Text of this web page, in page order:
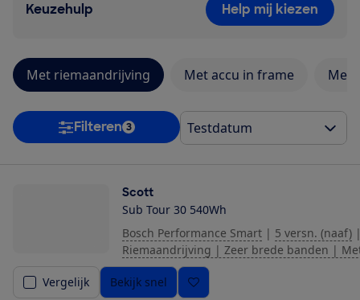
Keuzehulp Help mij kiezen
Met riemaandrijving Met accu in frame Met
Filteren 3
Scott
Sub Tour 30 540Wh
Bosch Performance Smart | 5 versn. (naaf)
Riemaandrijving | Zeer brede banden |
Vergelijk Bekijk snel